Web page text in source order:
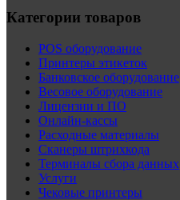
Категории товаров
POS оборудование
Принтеры этикеток
Банковское оборудование
Весовое оборудование
Лицензии и ПО
Онлайн-кассы
Расходные материалы
Сканеры штрихкода
Терминалы сбора данных
Услуги
Чековые принтеры